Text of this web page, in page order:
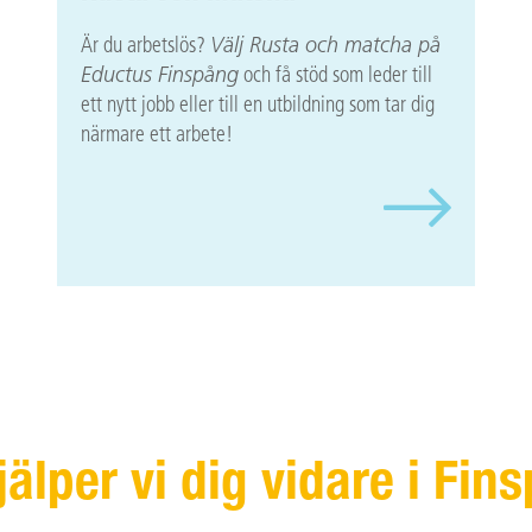
Är du arbetslös? Välj Rusta och matcha på
Eductus Finspång och få stöd som leder till
ett nytt jobb eller till en utbildning som tar dig
närmare ett arbete!
vi dig vidare i